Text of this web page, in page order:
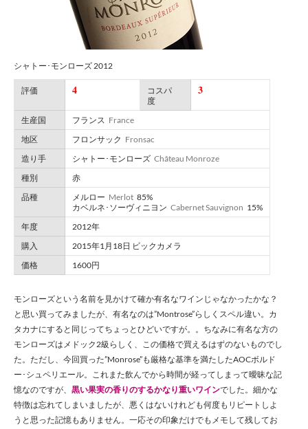
シャトー･モンローズ 2012
評価 4
コスパ
度
3
生産国 フランス France
地区
フロンサック Fronsac
造り手
シャトー･モンローズ Château Monroze
種別
赤
品種
メルロー Merlot 85%
カベルネ･ソーヴィニヨン Cabernet Sauvignon 15%
年度
2012年
購入
2015年1月18日 ビックカメラ
価格
1600円
モンローズという名前を見かけて確か有名なワインじゃなかったかな？
と思い買ってみましたが、有名なのは”Montrose”らしくスペル違い。カ
タカナにすると同じってちょっとひどいですが。。ちなみに有名な方の
モンローズはメドック2級らしく、この価格で買えるはずのないものでし
た。ただし、今回買った”Monrose”も厳格な基準を満たしたAOCボルド
ー･シュペリエール。これまた飲んでから時間が経ってしまって曖昧な記
憶なのですが、 黒い果実の香りのするかなり重いワインでした。細かな
特徴は忘れてしまいましたが、悪くはないけれども何度もリピートしよ
うと思った記憶もありません。一応その印象だけでもメモして残してお